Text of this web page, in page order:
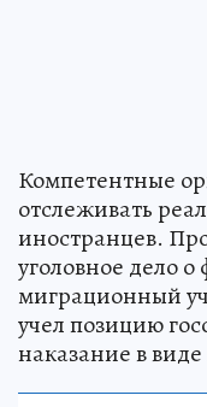
Компетентные
отслеживать
иностранцев.
уголовное дело
миграционный
учел позицию
наказание в